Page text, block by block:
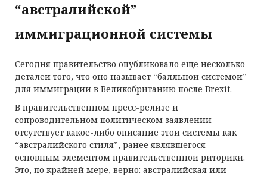
“австралийской”
иммиграционной системы
Сегодня правительство опубликовало еще несколько
деталей того, что оно называет “балльной системой”
для иммиграции в Великобританию после Brexit.
В правительственном пресс-релизе и
сопроводительном политическом заявлении
отсутствует какое-либо описание этой системы как
“австралийского стиля”, ранее являвшегося
основным элементом правительственной риторики.
Это, по крайней мере, верно: австралийская или